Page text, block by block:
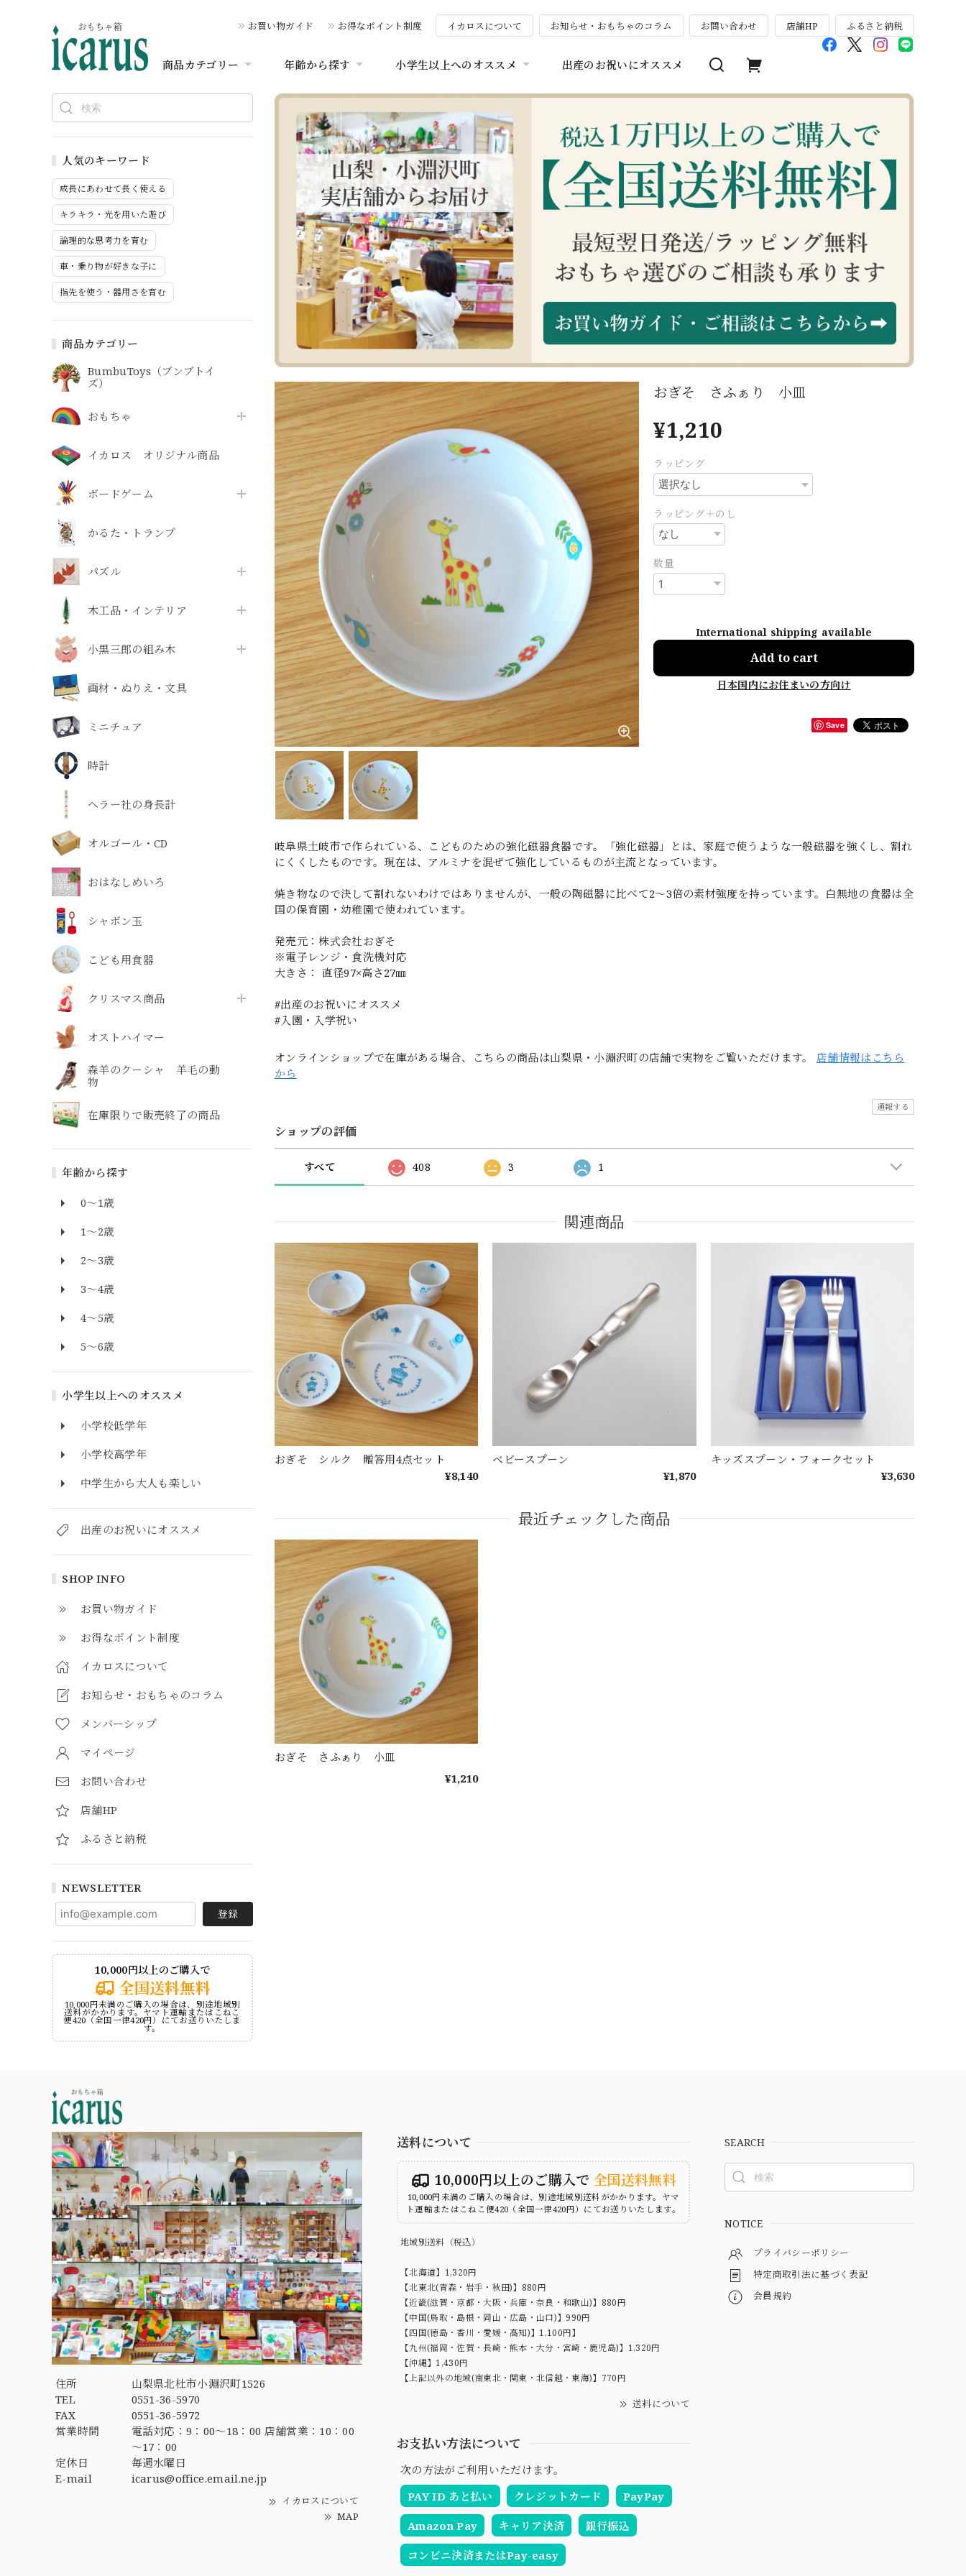
お買い物ガイド お得なポイント制度 イカロスについて お知らせ・おもちゃのコラム お問い合わせ 店舗HP ふるさと納税
商品カテゴリー 年齢から探す 小学生以上へのオススメ 出産のお祝いにオススメ
人気のキーワード
成長にあわせて長く使える
キラキラ・光を用いた遊び
論理的な思考力を育む
車・乗り物が好きな子に
指先を使う・器用さを育む
商品カテゴリー
BumbuToys（ブンブトイ
ズ）
おもちゃ
イカロス オリジナル商品
ボードゲーム
かるた・トランプ
パズル
木工品・インテリア
小黒三郎の組み木
画材・ぬりえ・文具
ミニチュア
時計
ヘラー社の身長計
オルゴール・CD
おはなしめいろ
シャボン玉
こども用食器
クリスマス商品
オストハイマー
森羊のクーシャ 羊毛の動
物
在庫限りで販売終了の商品
年齢から探す
0～1歳
1～2歳
2～3歳
3～4歳
4～5歳
5～6歳
小学生以上へのオススメ
小学校低学年
小学校高学年
中学生から大人も楽しい
出産のお祝いにオススメ
SHOP INFO
お買い物ガイド
お得なポイント制度
イカロスについて
お知らせ・おもちゃのコラム
メンバーシップ
マイページ
お問い合わせ
店舗HP
ふるさと納税
NEWSLETTER
登録
10,000円以上のご購入で
全国送料無料
10,000円未満のご購入の場合は、別途地域別
送料がかかります。ヤマト運輸またはこねこ
便420（全国一律420円）にてお送りいたしま
す。
おぎそ さふぁり 小皿
¥1,210
ラッピング
ラッピング＋のし
数量
International shipping available
Add to cart
日本国内にお住まいの方向け
Save
岐阜県土岐市で作られている、こどものための強化磁器食器です。「強化磁器」とは、家庭で使うような一般磁器を強くし、割れ
にくくしたものです。現在は、アルミナを混ぜて強化しているものが主流となっています。
焼き物なので決して割れないわけではありませんが、一般の陶磁器に比べて2〜3倍の素材強度を持っています。白無地の食器は全
国の保育園・幼稚園で使われています。
発売元：株式会社おぎそ
※電子レンジ・食洗機対応
大きさ： 直径97×高さ27㎜
#出産のお祝いにオススメ
#入園・入学祝い
オンラインショップで在庫がある場合、こちらの商品は山梨県・小淵沢町の店舗で実物をご覧いただけます。 店舗情報はこちら
から
通報する
ショップの評価
すべて 408 3 1
関連商品
おぎそ シルク 贈答用4点セット
¥8,140
ベビースプーン
¥1,870
キッズスプーン・フォークセット
¥3,630
最近チェックした商品
おぎそ さふぁり 小皿
¥1,210
住所
山梨県北杜市小淵沢町1526
TEL
0551-36-5970
FAX
0551-36-5972
営業時間
電話対応：9：00～18：00 店舗営業：10：00
～17：00
定休日
毎週水曜日
E-mail
icarus@office.email.ne.jp
イカロスについて
MAP
送料について
10,000円以上のご購入で 全国送料無料
10,000円未満のご購入の場合は、別途地域別送料がかかります。ヤマ
ト運輸またはこねこ便420（全国一律420円）にてお送りいたします。
地域別送料（税込）
【北海道】1,320円
【北東北(青森・岩手・秋田)】880円
【近畿(滋賀・京都・大阪・兵庫・奈良・和歌山)】880円
【中国(鳥取・島根・岡山・広島・山口)】990円
【四国(徳島・香川・愛媛・高知)】1,100円】
【九州(福岡・佐賀・長崎・熊本・大分・宮崎・鹿児島)】1,320円
【沖縄】1,430円
【上記以外の地域(南東北・関東・北信越・東海)】770円
送料について
お支払い方法について
次の方法がご利用いただけます。
PAY ID あと払い
クレジットカード PayPay
Amazon Pay キャリア決済 銀行振込
コンビニ決済またはPay-easy
SEARCH
NOTICE
プライバシーポリシー
特定商取引法に基づく表記
会員規約